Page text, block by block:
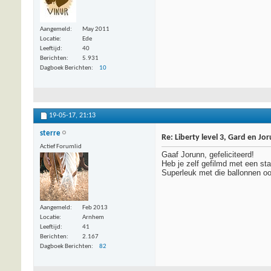
Aangemeld
May 2011
Locatie
Ede
Leeftijd
40
Berichten
5.931
Dagboek Berichten
10
19-05-17, 21:13
sterre
Actief Forumlid
Aangemeld
Feb 2013
Locatie
Arnhem
Leeftijd
41
Berichten
2.167
Dagboek Berichten
82
Re: Liberty level 3, Gard en
Gaaf Jorunn, gefeliciteerd!
Heb je zelf gefilmd met een
Superleuk met die ballonnen